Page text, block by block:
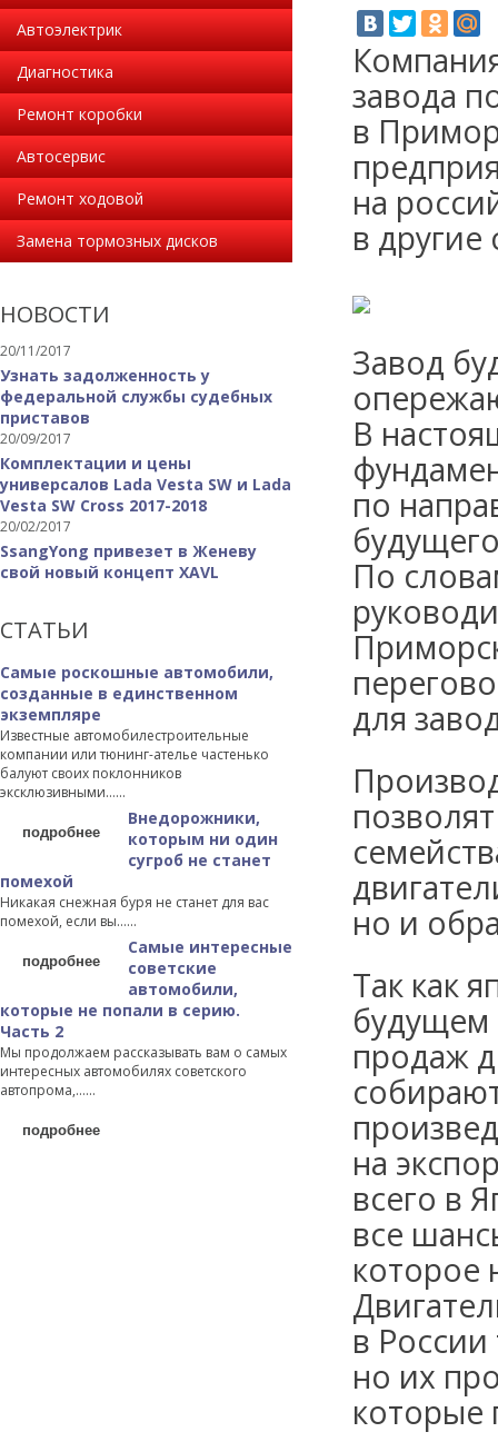
Автоэлектрик
Диагностика
Ремонт коробки
Автосервис
Ремонт ходовой
Замена тормозных дисков
НОВОСТИ
20/11/2017
Узнать задолженность у
федеральной службы судебных
приставов
20/09/2017
Комплектации и цены
универсалов Lada Vesta SW и Lada
Vesta SW Cross 2017-2018
20/02/2017
SsangYong привезет в Женеву
свой новый концепт XAVL
СТАТЬИ
Самые роскошные автомобили,
созданные в единственном
экземпляре
Известные автомобилестроительные
компании или тюнинг-ателье частенько
балуют своих поклонников
эксклюзивными…...
подробнее
Внедорожники,
которым ни один
сугроб не станет
помехой
Никакая снежная буря не станет для вас
помехой, если вы…...
подробнее
Самые интересные
советские
автомобили,
которые не попали в серию.
Часть 2
Мы продолжаем рассказывать вам о самых
интересных автомобилях советского
автопрома,…...
подробнее
завода
в
на
в другие
Завод
В
по
По
для
но и
Так как
будущем
продаж
на
всего в
все
которое
в
но их
которые